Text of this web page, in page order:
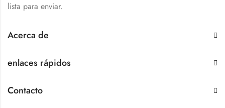
lista para enviar.
Acerca de
enlaces rápidos
Contacto